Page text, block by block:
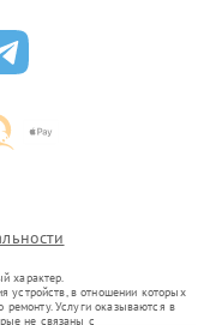
характер.
устройств, в отношении которых
Услуги оказываются в
не связаны с